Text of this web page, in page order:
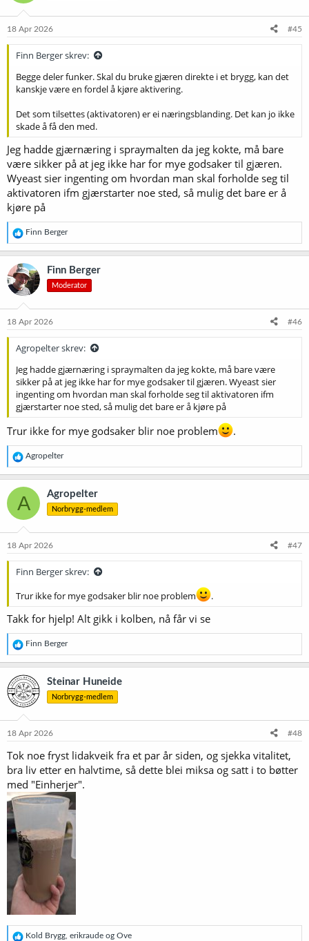
o
e
18 Apr 2026 #45
Finn Berger skrev:
Begge deler funker. Skal du bruke gjæren direkte i et brygg, kan det
kanskje være en fordel å kjøre aktivering.
Det som tilsettes (aktivatoren) er ei næringsblanding. Det kan jo ikke
skade å få den med.
Jeg hadde gjærnæring i spraymalten da jeg kokte, må bare
være sikker på at jeg ikke har for mye godsaker til gjæren.
Wyeast sier ingenting om hvordan man skal forholde seg til
aktivatoren ifm gjærstarter noe sted, så mulig det bare er å
kjøre på
R
e
a
k
s
j
o
e
Finn Berger
Finn Berger
Moderator
18 Apr 2026 #46
Agropelter skrev:
Jeg hadde gjærnæring i spraymalten da jeg kokte, må bare være
sikker på at jeg ikke har for mye godsaker til gjæren. Wyeast sier
ingenting om hvordan man skal forholde seg til aktivatoren ifm
gjærstarter noe sted, så mulig det bare er å kjøre på
Trur ikke for mye godsaker blir noe problem .
R
e
a
k
s
o
e
Agropelter
A Agropelter
Norbrygg-medlem
18 Apr 2026 #47
Finn Berger skrev:
Trur ikke for mye godsaker blir noe problem
.
Takk for hjelp! Alt gikk i kolben, nå får vi se
R
e
a
k
s
j
o
e
Finn Berger
Steinar Huneide
Norbrygg-medlem
18 Apr 2026 #48
Tok noe fryst lidakveik fra et par år siden, og sjekka vitalitet,
bra liv etter en halvtime, så dette blei miksa og satt i to bøtter
med "Einherjer".
R
Kold Brygg erikraude og Ove